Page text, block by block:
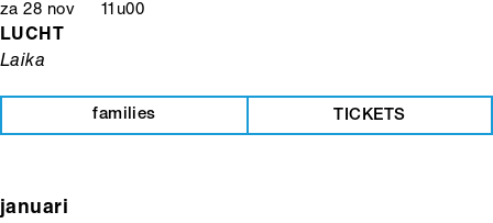
za 28 nov 11u00
LUCHT
Laika
families TICKETS
januari